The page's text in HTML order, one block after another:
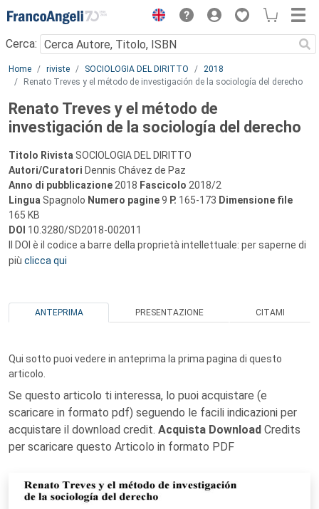
Menu
Cerca:
Main content
Home riviste SOCIOLOGIA DEL DIRITTO
2018
Renato Treves y el método de investigación de la sociología del derecho
Renato Treves y el método de
investigación de la sociología del derecho
Titolo Rivista SOCIOLOGIA DEL DIRITTO
Autori/Curatori Dennis Chávez de Paz
Anno di pubblicazione 2018 Fascicolo 2018/2
Lingua Spagnolo Numero pagine9 P. 165-173 Dimensione file
165 KB
DOI 10.3280/SD2018-002011
Il DOI è il codice a barre della proprietà intellettuale: per saperne di
più clicca qui
ANTEPRIMA PRESENTAZIONE CITAMI
Qui sotto puoi vedere in anteprima la prima pagina di questo
articolo.
Se questo articolo ti interessa, lo puoi acquistare (e
scaricare in formato pdf) seguendo le facili indicazioni per
acquistare il download credit. Acquista Download Credits
per scaricare questo Articolo in formato PDF